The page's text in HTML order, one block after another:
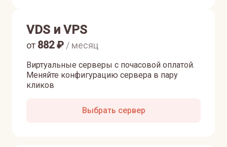
VDS и VPS
Виртуальные серверы с почасовой оплатой.
Меняйте конфигурацию сервера в пару
кликов
от 882₽ / месяц
Выбрать сервер